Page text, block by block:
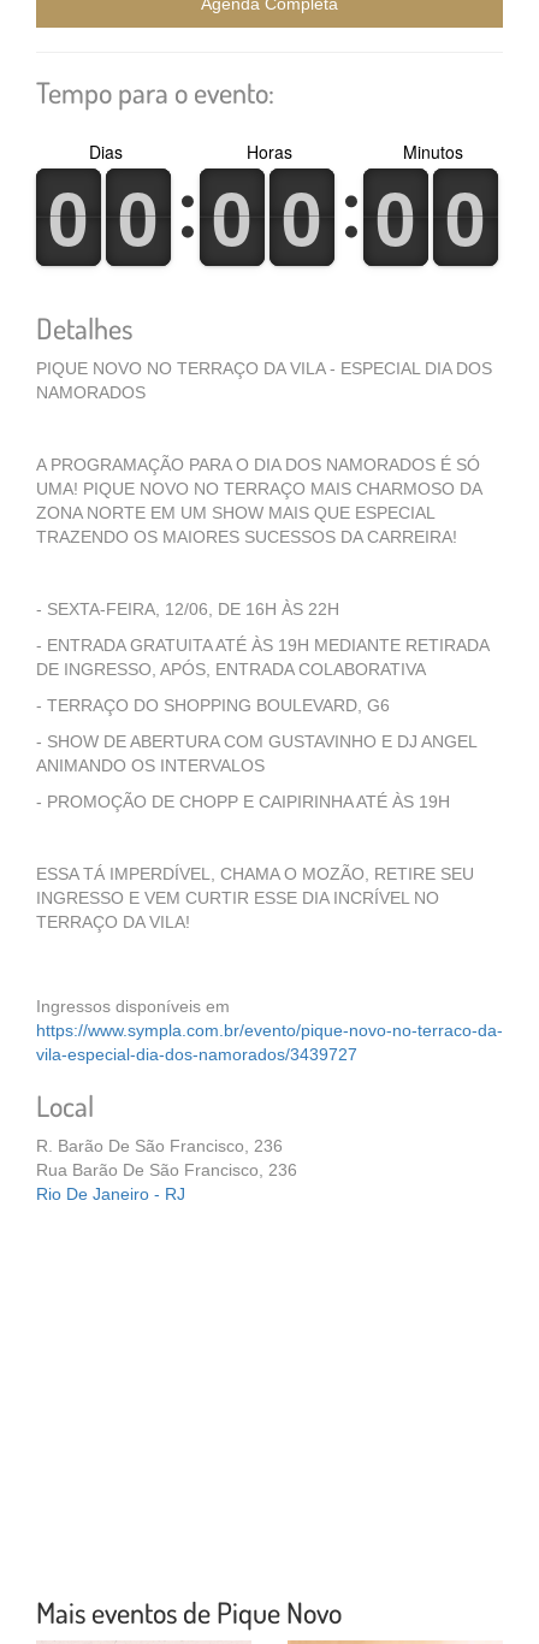
Tempo para o evento:
0
0
1
1 0
0
1
1
Dias
0
0
1
1 0
0
1
1
Horas
0
0
1
1 0
0
1
1
Minutos
Detalhes
PIQUE NOVO NO TERRAÇO DA VILA - ESPECIAL DIA DOS
NAMORADOS
A PROGRAMAÇÃO PARA O DIA DOS NAMORADOS É SÓ
UMA! PIQUE NOVO NO TERRAÇO MAIS CHARMOSO DA
ZONA NORTE EM UM SHOW MAIS QUE ESPECIAL
TRAZENDO OS MAIORES SUCESSOS DA CARREIRA!
- SEXTA-FEIRA, 12/06, DE 16H ÀS 22H
- ENTRADA GRATUITA ATÉ ÀS 19H MEDIANTE RETIRADA
DE INGRESSO, APÓS, ENTRADA COLABORATIVA
- TERRAÇO DO SHOPPING BOULEVARD, G6
- SHOW DE ABERTURA COM GUSTAVINHO E DJ ANGEL
ANIMANDO OS INTERVALOS
- PROMOÇÃO DE CHOPP E CAIPIRINHA ATÉ ÀS 19H
ESSA TÁ IMPERDÍVEL, CHAMA O MOZÃO, RETIRE SEU
INGRESSO E VEM CURTIR ESSE DIA INCRÍVEL NO
TERRAÇO DA VILA!
Ingressos disponíveis em
https://www.sympla.com.br/evento/pique-novo-no-terraco-da-
vila-especial-dia-dos-namorados/3439727
Local
R. Barão De São Francisco, 236
Rua Barão De São Francisco, 236
Rio De Janeiro - RJ
Mais eventos de Pique Novo